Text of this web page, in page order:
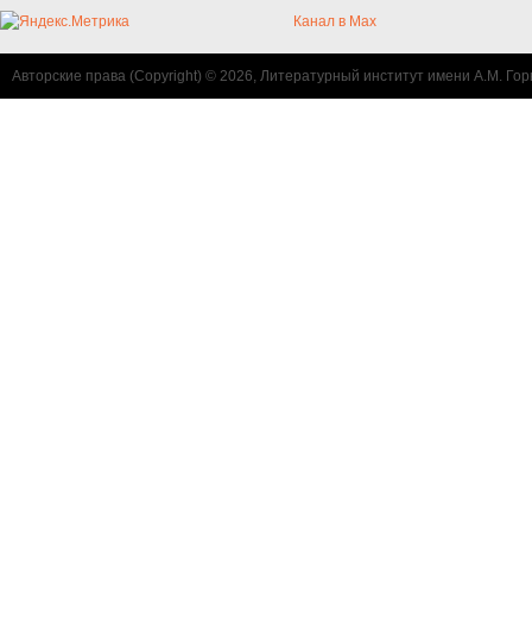
Канал в Max
Авторские права (Copyright) © 2026, Литературный институт имени А.М.